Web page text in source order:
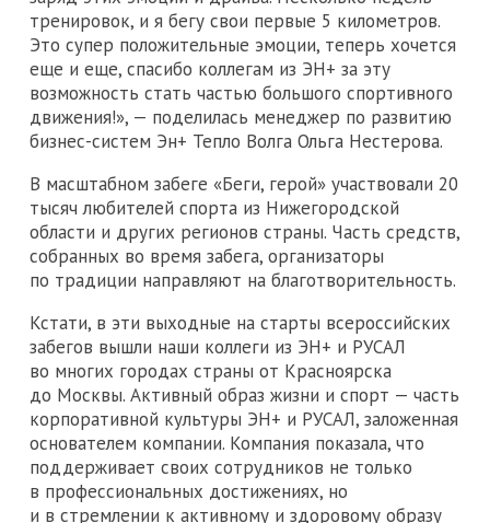
тренировок, и я бегу свои первые 5 километров.
Это супер положительные эмоции, теперь хочется
еще и еще, спасибо коллегам из ЭН+ за эту
возможность стать частью большого спортивного
движения!», — поделилась менеджер по развитию
бизнес-систем Эн+ Тепло Волга Ольга Нестерова.
В масштабном забеге «Беги, герой» участвовали 20
тысяч любителей спорта из Нижегородской
области и других регионов страны. Часть средств,
собранных во время забега, организаторы
по традиции направляют на благотворительность.
Кстати, в эти выходные на старты всероссийских
забегов вышли наши коллеги из ЭН+ и РУСАЛ
во многих городах страны от Красноярска
до Москвы. Активный образ жизни и спорт — часть
корпоративной культуры ЭН+ и РУСАЛ, заложенная
основателем компании. Компания показала, что
поддерживает своих сотрудников не только
в профессиональных достижениях, но
и в стремлении к активному и здоровому образу